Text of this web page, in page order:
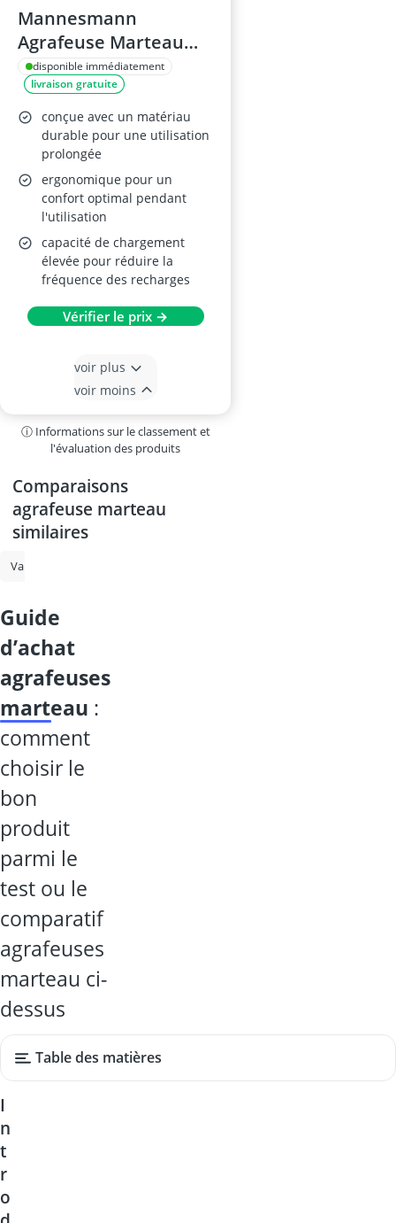
Mannesmann
Agrafeuse Marteau
48430
disponible immédiatement
livraison gratuite
conçue avec un matériau
durable pour une utilisation
prolongée
ergonomique pour un
confort optimal pendant
l'utilisation
capacité de chargement
élevée pour réduire la
fréquence des recharges
Vérifier le prix →
voir plus
voir moins
ⓘ Informations sur le classement et
l'évaluation des produits
Comparaisons
agrafeuse marteau
similaires
Valise en aluminium
guide
d’achat
agrafeuses
marteau :
comment
choisir le
bon
produit
parmi le
test ou le
comparatif
agrafeuses
marteau ci-
dessus
Table des matières
I
n
t
r
o